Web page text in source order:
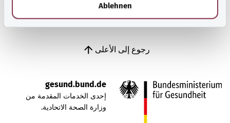
Ablehnen
رجوع إلى الأعلى
gesund.bund.de
إحدى الخدمات المقدمة من
وزارة الصحة الاتحادية.